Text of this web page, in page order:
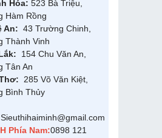
Hóa: 523 Bà Triệu,
Hàm Rồng
An: 43 Trường Chinh,
Thành Vinh
154 Chu Văn An,
Tân An
285 Võ Văn Kiệt,
Bình Thủy
Sieuthihaiminh@gmail.com
Phía Nam:0898 121